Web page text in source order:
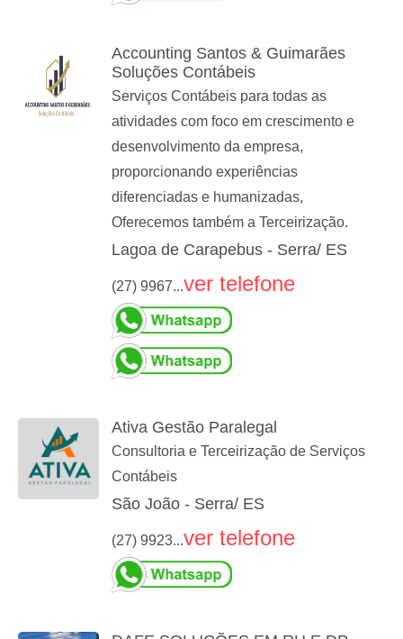
Accounting Santos & Guimarães
Soluções Contábeis
Serviços Contábeis para todas as
atividades com foco em crescimento e
desenvolvimento da empresa,
proporcionando experiências
diferenciadas e humanizadas,
Oferecemos também a Terceirização.
Lagoa de Carapebus - Serra/ ES
(27) 9967...ver telefone
Ativa Gestão Paralegal
Consultoria e Terceirização de Serviços
Contábeis
São João - Serra/ ES
(27) 9923...ver telefone